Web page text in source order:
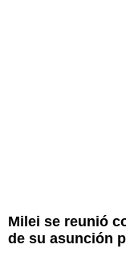
Milei se reunió
de su asunción